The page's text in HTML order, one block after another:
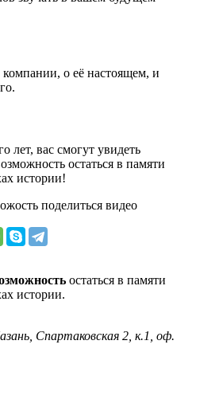
о её настоящем, и
лет, вас смогут увидеть
остаться в памяти
истории!
поделиться видео
остаться в памяти
истории.
Спартаковская 2, к.1, оф.